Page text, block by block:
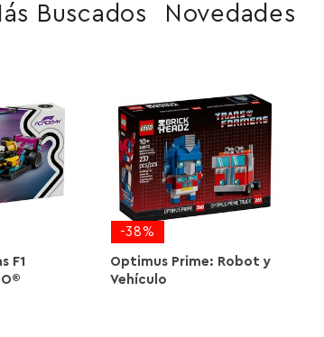
Buscados Novedades
F1
-38%
Optimus Prime: Robot y
Vehículo